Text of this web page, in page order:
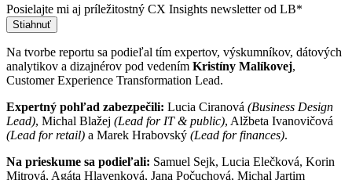
Posielajte mi aj príležitostný CX Insights newsletter od LB*
Stiahnuť
Na tvorbe reportu sa podieľal tím expertov, výskumníkov, dátových
analytikov a dizajnérov pod vedením Kristíny Malíkovej,
Customer Experience Transformation Lead.
Expertný pohľad zabezpečili: Lucia Ciranová (Business Design
Lead), Michal Blažej (Lead for IT & public), Alžbeta Ivanovičová
(Lead for retail) a Marek Hrabovský (Lead for finances).
Na prieskume sa podieľali: Samuel Sejk, Lucia Elečková, Korin
Mitrová, Agáta Hlavenková, Jana Počuchová, Michal Jartim